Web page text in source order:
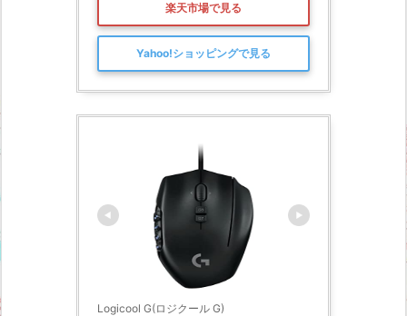
楽天市場で見る
Yahoo!ショッピングで見る
Logicool G(ロジクール G)